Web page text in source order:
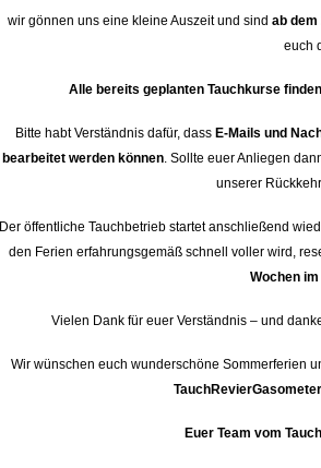
wir gönnen uns eine kleine Auszeit und sind ab dem
euch
Alle bereits geplanten Tauchkurse
Bitte habt Verständnis dafür, dass E-Mails und
bearbeitet werden können. Sollte euer Anliegen
unserer
Der öffentliche Tauchbetrieb startet anschließend
den Ferien erfahrungsgemäß schnell voller wird,
Wochen
Vielen Dank für euer Verständnis – und
Wir wünschen euch wunderschöne Sommerferien
TauchRevierGasometer
Euer Team vom